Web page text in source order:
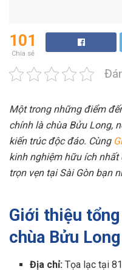
101
Chia sẻ
Một trong những điểm
chính là chùa Bửu Long,
kiến trúc độc đáo. Cùng
kinh nghiệm hữu ích
trọn vẹn tại Sài Gòn bạn
Giới thiệu
chùa Bửu Long
Địa chỉ:Tọa lạc tại